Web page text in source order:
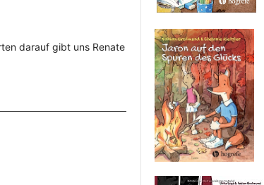
darauf gibt uns Renate